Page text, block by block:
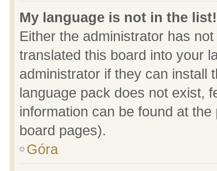
My language is not in the list!
Either the administrator has
translated this board into your
administrator if they can install
language pack does not exist,
information can be found at
board pages).
Góra